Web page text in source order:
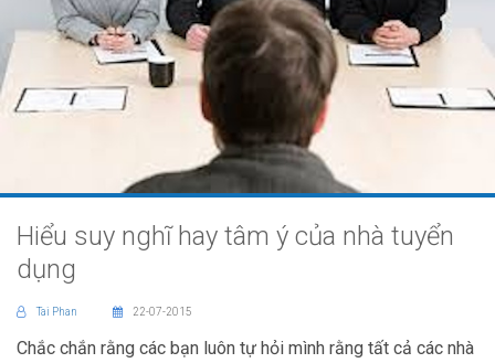
Hiểu suy nghĩ hay tâm ý của nhà tuyển
dụng
Tai Phan 22-07-2015
Chắc chắn rằng các bạn luôn tự hỏi mình rằng tất cả các nhà